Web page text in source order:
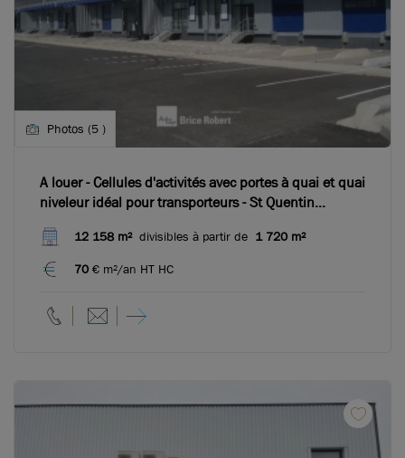
Photos (5 )
A louer - Cellules d'activités avec portes à quai et quai
niveleur idéal pour transporteurs - St Quentin
12 158 m²divisibles à partir de 1 720 m²
70 € m²/an HT HC